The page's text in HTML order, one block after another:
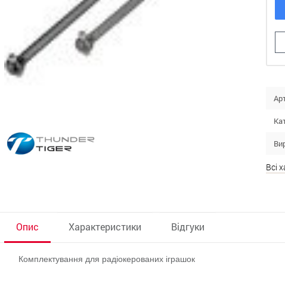
Всі
Опис
Комплектування для радіокерованих іграшок
Характеристики Відгуки